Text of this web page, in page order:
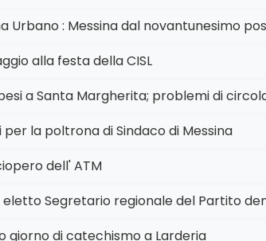
Urbano : Messina dal novantunesimo
alla festa della CISL
a Santa Margherita; problemi di
la poltrona di Sindaco di Messina
dell' ATM
eletto Segretario regionale del Partito
giorno di catechismo a Larderia